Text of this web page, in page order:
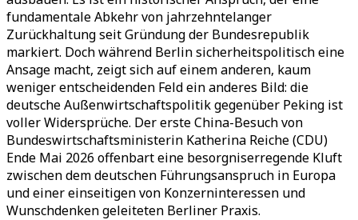
fundamentale Abkehr von jahrzehntelanger
Zurückhaltung seit Gründung der Bundesrepublik
markiert. Doch während Berlin sicherheitspolitisch eine
Ansage macht, zeigt sich auf einem anderen, kaum
weniger entscheidenden Feld ein anderes Bild: die
deutsche Außenwirtschaftspolitik gegenüber Peking ist
voller Widersprüche. Der erste China-Besuch von
Bundeswirtschaftsministerin Katherina Reiche (CDU)
Ende Mai 2026 offenbart eine besorgniserregende Kluft
zwischen dem deutschen Führungsanspruch in Europa
und einer einseitigen von Konzerninteressen und
Wunschdenken geleiteten Berliner Praxis.